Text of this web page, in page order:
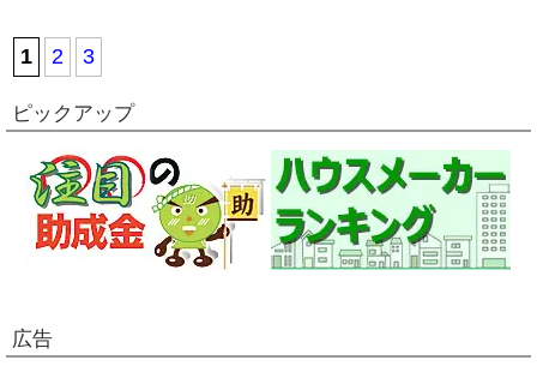
1 2 3
ピックアップ
広告